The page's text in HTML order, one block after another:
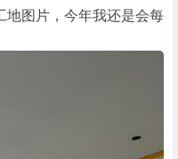
地图片，今年我还是会每